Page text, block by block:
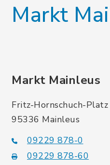
Markt
Markt Mainleus
Fritz-Hornschuch-
95336 Mainleus
09229 878-0
09229 878-60